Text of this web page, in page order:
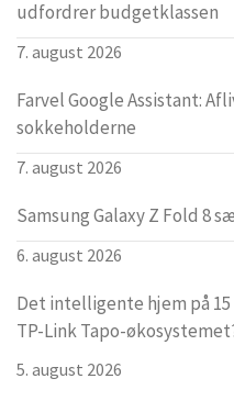
udfordrer budgetklassen
7. august 2026
Farvel Google Assistant:
sokkeholderne
7. august 2026
Samsung Galaxy Z Fold 8
6. august 2026
Det intelligente hjem på
TP-Link Tapo-
5. august 2026